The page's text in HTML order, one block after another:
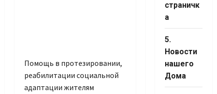
Помощь в протезировании,
реабилитации социальной
адаптации жителям
страничк
а
5.
Новости
нашего
Дома